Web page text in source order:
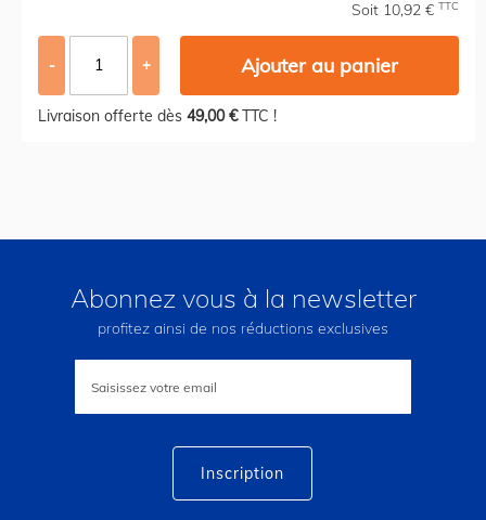
Soit 10,92 € TTC
- + Ajouter au panier
Livraison offerte dès 49,00 €TTC !
Abonnez vous à la newsletter
profitez ainsi de nos réductions exclusives
lettre
Inscription